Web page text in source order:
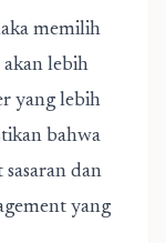
memilih
akan lebih
yang lebih
bahwa
dan
yang